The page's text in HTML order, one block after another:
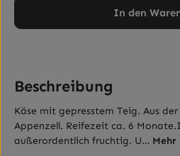
In den
Beschreibung
Käse mit gepresstem Teig. Aus
Appenzell. Reifezeit ca. 6
außerordentlich fruchtig. U… Mehr